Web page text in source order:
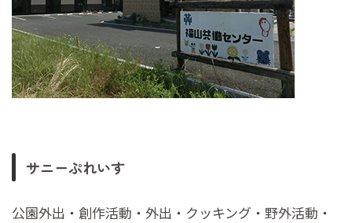
サニーぷれいす
公園外出・創作活動・外出・クッキング・野外活動・